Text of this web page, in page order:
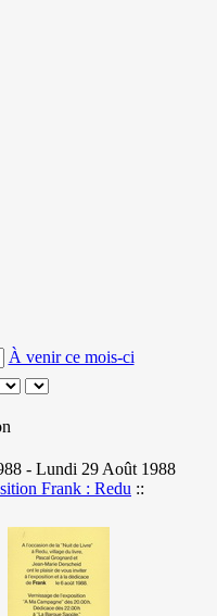
À venir ce mois-ci
- Lundi 29 Août 1988
Frank : Redu ::